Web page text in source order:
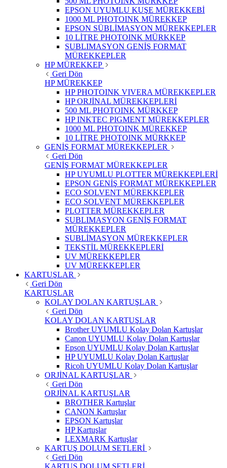
EPSON UYUMLU KUŞE MÜREKKEBİ
1000 ML PHOTOINK MÜREKKEP
EPSON SÜBLİMASYON MÜREKKEPLER
10 LİTRE PHOTOINK MÜRKKEP
SUBLIMASYON GENİŞ FORMAT
MÜREKKEPLER
HP MÜREKKEP
Geri Dön
HP MÜREKKEP
HP PHOTOINK VIVERA MÜREKKEPLER
HP ORJİNAL MÜREKKEPLERİ
500 ML PHOTOINK MÜRKKEP
HP INKTEC PIGMENT MÜREKKEPLER
1000 ML PHOTOINK MÜREKKEP
10 LİTRE PHOTOINK MÜRKKEP
GENİŞ FORMAT MÜREKKEPLER
Geri Dön
GENİŞ FORMAT MÜREKKEPLER
HP UYUMLU PLOTTER MÜREKKEPLERİ
EPSON GENİŞ FORMAT MÜREKKEPLER
ECO SOLVENT MÜREKKEPLER
ECO SOLVENT MÜREKKEPLER
PLOTTER MÜREKKEPLER
SUBLIMASYON GENİŞ FORMAT
MÜREKKEPLER
SUBLİMASYON MÜREKKEPLER
TEKSTİL MÜREKKEPLERİ
UV MÜREKKEPLER
UV MÜREKKEPLER
KARTUŞLAR
Geri Dön
KARTUŞLAR
KOLAY DOLAN KARTUŞLAR
Geri Dön
KOLAY DOLAN KARTUŞLAR
Brother UYUMLU Kolay Dolan Kartuşlar
Canon UYUMLU Kolay Dolan Kartuşlar
Epson UYUMLU Kolay Dolan Kartuşlar
HP UYUMLU Kolay Dolan Kartuşlar
Ricoh UYUMLU Kolay Dolan Kartuşlar
ORJİNAL KARTUŞLAR
Geri Dön
ORJİNAL KARTUŞLAR
BROTHER Kartuşlar
CANON Kartuşlar
EPSON Kartuşlar
HP Kartuşlar
LEXMARK Kartuşlar
KARTUŞ DOLUM SETLERİ
Geri Dön